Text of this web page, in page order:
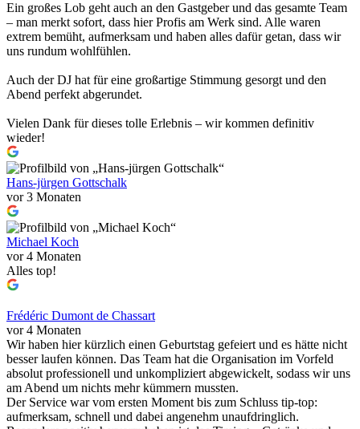
Ein großes Lob geht auch an den Gastgeber und das gesamte Team
– man merkt sofort, dass hier Profis am Werk sind. Alle waren
extrem bemüht, aufmerksam und haben alles dafür getan, dass wir
uns rundum wohlfühlen.
Auch der DJ hat für eine großartige Stimmung gesorgt und den
Abend perfekt abgerundet.
Vielen Dank für dieses tolle Erlebnis – wir kommen definitiv
wieder!
Hans-jürgen Gottschalk
vor 3 Monaten
Michael Koch
vor 4 Monaten
Alles top!
Frédéric Dumont de Chassart
vor 4 Monaten
Wir haben hier kürzlich einen Geburtstag gefeiert und es hätte nicht
besser laufen können. Das Team hat die Organisation im Vorfeld
absolut professionell und unkompliziert abgewickelt, sodass wir uns
am Abend um nichts mehr kümmern mussten.
Der Service war vom ersten Moment bis zum Schluss tip-top:
aufmerksam, schnell und dabei angenehm unaufdringlich.